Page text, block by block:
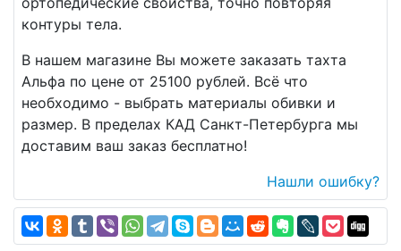
контуры тела.
В нашем магазине Вы можете заказать тахта
Альфа по цене от 25100 рублей. Всё что
необходимо - выбрать материалы обивки и
размер. В пределах КАД Санкт-Петербурга мы
доставим ваш заказ бесплатно!
Нашли ошибку?